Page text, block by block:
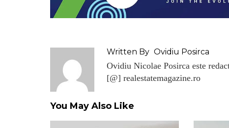
Written By Ovidiu Posirca
Ovidiu Nicolae Posirca este
[@] realestatemagazine.ro
You May Also Like